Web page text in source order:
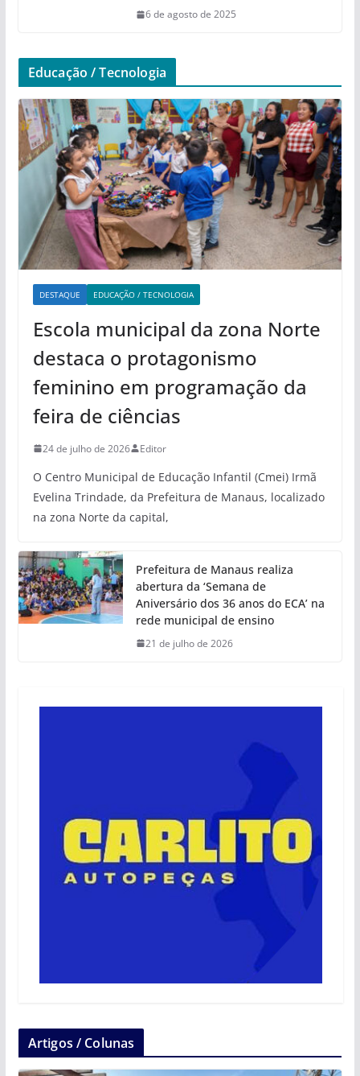
6 de agosto de 2025
Educação / Tecnologia
DESTAQUE EDUCAÇÃO / TECNOLOGIA
Escola municipal da zona Norte
destaca o protagonismo
feminino em programação da
feira de ciências
24 de julho de 2026 Editor
O Centro Municipal de Educação Infantil (Cmei) Irmã
Evelina Trindade, da Prefeitura de Manaus, localizado
na zona Norte da capital,
Prefeitura de Manaus realiza
abertura da ‘Semana de
Aniversário dos 36 anos do ECA’ na
rede municipal de ensino
21 de julho de 2026
Artigos / Colunas